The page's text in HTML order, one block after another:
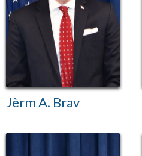
Jèrm A. Brav